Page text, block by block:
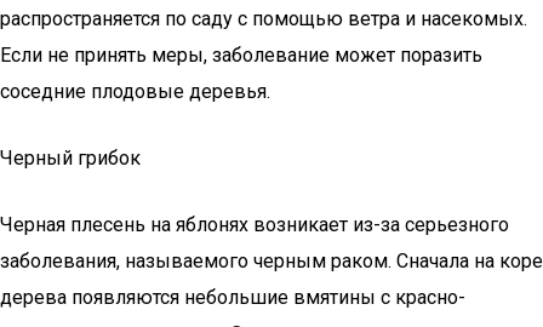
распространяется по саду с помощью ветра и насекомых.
Если не принять меры, заболевание может поразить
соседние плодовые деревья.
Черный грибок
Черная плесень на яблонях возникает из-за серьезного
заболевания, называемого черным раком. Сначала на коре
дерева появляются небольшие вмятины с красно-